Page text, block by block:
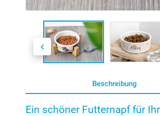
Beschreibung
Ein schöner Futternapf für